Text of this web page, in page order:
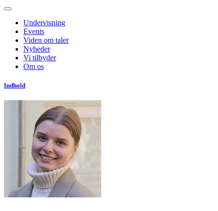
Undervisning
Events
Viden om taler
Nyheder
Vi tilbyder
Om os
Indhold